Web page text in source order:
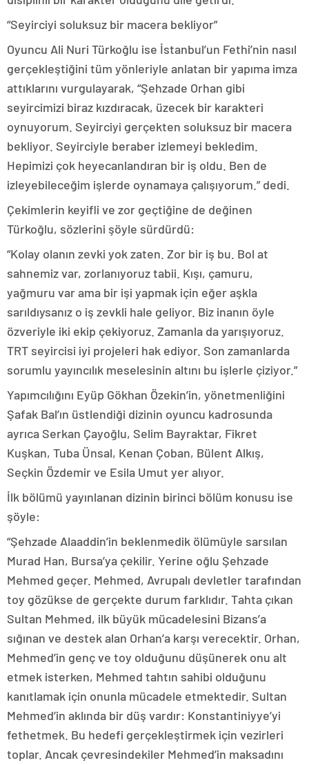
“Seyirciyi soluksuz bir macera bekliyor”
Oyuncu Ali Nuri Türkoğlu ise İstanbul’un Fethi’nin nasıl
gerçekleştiğini tüm yönleriyle anlatan bir yapıma imza
attıklarını vurgulayarak, “Şehzade Orhan gibi
seyircimizi biraz kızdıracak, üzecek bir karakteri
oynuyorum. Seyirciyi gerçekten soluksuz bir macera
bekliyor. Seyirciyle beraber izlemeyi bekledim.
Hepimizi çok heyecanlandıran bir iş oldu. Ben de
izleyebileceğim işlerde oynamaya çalışıyorum.” dedi.
Çekimlerin keyifli ve zor geçtiğine de değinen
Türkoğlu, sözlerini şöyle sürdürdü:
“Kolay olanın zevki yok zaten. Zor bir iş bu. Bol at
sahnemiz var, zorlanıyoruz tabii. Kışı, çamuru,
yağmuru var ama bir işi yapmak için eğer aşkla
sarıldıysanız o iş zevkli hale geliyor. Biz inanın öyle
özveriyle iki ekip çekiyoruz. Zamanla da yarışıyoruz.
TRT seyircisi iyi projeleri hak ediyor. Son zamanlarda
sorumlu yayıncılık meselesinin altını bu işlerle çiziyor.”
Yapımcılığını Eyüp Gökhan Özekin’in, yönetmenliğini
Şafak Bal’ın üstlendiği dizinin oyuncu kadrosunda
ayrıca Serkan Çayoğlu, Selim Bayraktar, Fikret
Kuşkan, Tuba Ünsal, Kenan Çoban, Bülent Alkış,
Seçkin Özdemir ve Esila Umut yer alıyor.
İlk bölümü yayınlanan dizinin birinci bölüm konusu ise
şöyle:
“Şehzade Alaaddin’in beklenmedik ölümüyle sarsılan
Murad Han, Bursa’ya çekilir. Yerine oğlu Şehzade
Mehmed geçer. Mehmed, Avrupalı devletler tarafından
toy gözükse de gerçekte durum farklıdır. Tahta çıkan
Sultan Mehmed, ilk büyük mücadelesini Bizans’a
sığınan ve destek alan Orhan’a karşı verecektir. Orhan,
Mehmed’in genç ve toy olduğunu düşünerek onu alt
etmek isterken, Mehmed tahtın sahibi olduğunu
kanıtlamak için onunla mücadele etmektedir. Sultan
Mehmed’in aklında bir düş vardır: Konstantiniyye’yi
fethetmek. Bu hedefi gerçekleştirmek için vezirleri
toplar. Ancak çevresindekiler Mehmed’in maksadını